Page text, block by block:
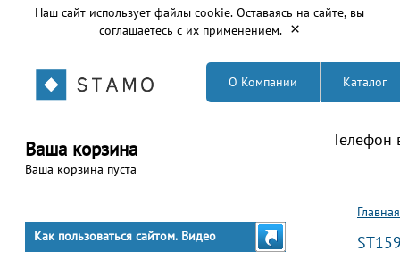
Наш сайт использует файлы cookie. Оставаясь на сайте, вы
соглашаетесь с их применением. ×
О Компании Каталог
Телефон
Ваша корзина
Ваша корзина пуста
Как пользоваться сайтом. Видео
Вы
Главная